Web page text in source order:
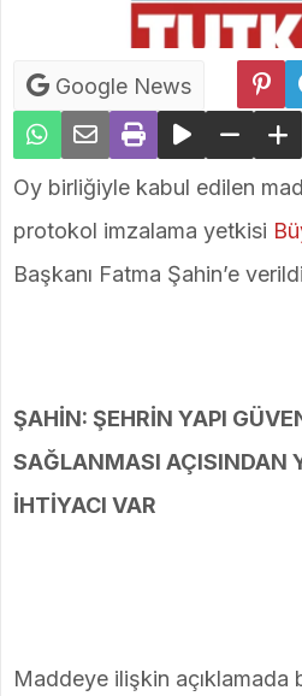
Google News
Oy birliğiyle kabul edilen
protokol imzalama yetkisi
Başkanı Fatma Şahin’e
ŞAHİN: ŞEHRİN YAPI
SAĞLANMASI AÇISINDAN
İHTİYACI VAR
Maddeye ilişkin açıklamada